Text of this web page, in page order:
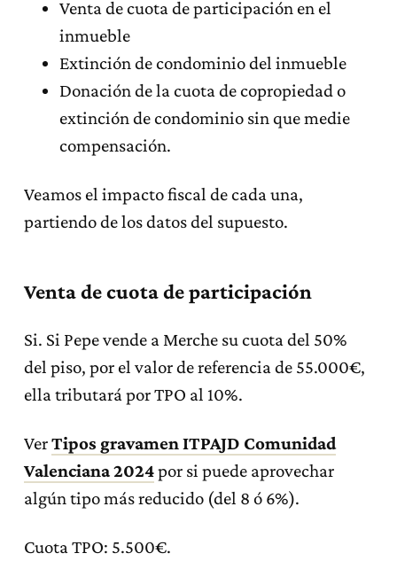
Venta de cuota de participación en el
inmueble
Extinción de condominio del inmueble
Donación de la cuota de copropiedad o
extinción de condominio sin que medie
compensación.
Veamos el impacto fiscal de cada una,
partiendo de los datos del supuesto.
Venta de cuota de participación
Si. Si Pepe vende a Merche su cuota del 50%
del piso, por el valor de referencia de 55.000€,
ella tributará por TPO al 10%.
VerTipos gravamen ITPAJD Comunidad
Valenciana 2024por si puede aprovechar
algún tipo más reducido (del 8 ó 6%).
Cuota TPO: 5.500€.